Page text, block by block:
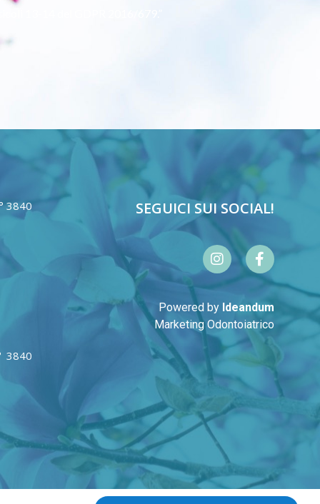
3840
3840
SEGUICI SUI SOCIAL!
Powered by Ideandum
Marketing Odontoiatrico